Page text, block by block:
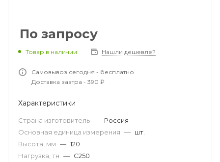
По запросу
Товар в наличии Нашли дешевле?
Самовывоз сегодня - бесплатно
Доставка завтра - 390 ₽
Характеристики
Страна изготовитель — Россия
Основная единица измерения — шт.
Высота, мм — 120
Нагрузка, тн — C250